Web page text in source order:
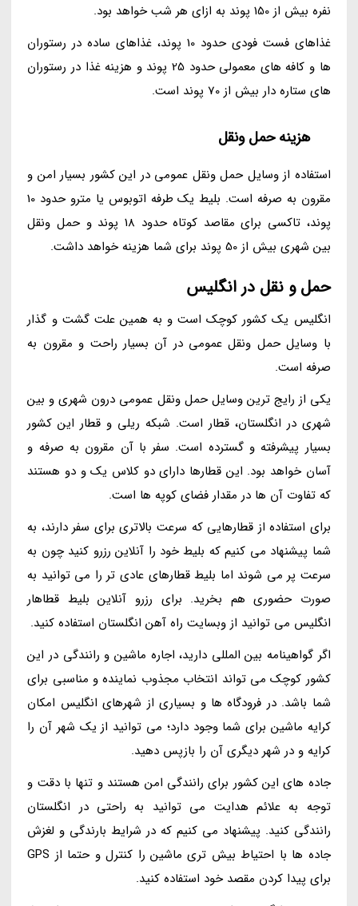
نفره بیش از 150 پوند به ازای هر شب خواهد بود.
غذاهای فست فودی حدود 10 پوند، غذاهای ساده در رستوران
ها و کافه های معمولی حدود 25 پوند و هزینه غذا در رستوران
های ستاره دار بیش از 70 پوند است.
هزینه حمل ونقل
استفاده از وسایل حمل ونقل عمومی در این کشور بسیار امن و
مقرون به صرفه است. بلیط یک طرفه اتوبوس یا مترو حدود 10
پوند، تاکسی برای مقاصد کوتاه حدود 18 پوند و حمل ونقل
بین شهری بیش از 50 پوند برای شما هزینه خواهد داشت.
حمل و نقل در انگلیس
انگلیس یک کشور کوچک است و به همین علت گشت و گذار
با وسایل حمل ونقل عمومی در آن بسیار راحت و مقرون به
صرفه است.
یکی از رایج ترین وسایل حمل ونقل عمومی درون شهری و بین
شهری در انگلستان، قطار است. شبکه ریلی و قطار این کشور
بسیار پیشرفته و گسترده است. سفر با آن مقرون به صرفه و
آسان خواهد بود. این قطارها دارای دو کلاس یک و دو هستند
که تفاوت آن ها در مقدار فضای کوپه ها است.
برای استفاده از قطارهایی که سرعت بالاتری برای سفر دارند، به
شما پیشنهاد می کنیم که بلیط خود را آنلاین رزرو کنید چون به
سرعت پر می شوند اما بلیط قطارهای عادی تر را می توانید به
صورت حضوری هم بخرید. برای رزرو آنلاین بلیط قطاهار
انگلیس می توانید از وبسایت راه آهن انگلستان استفاده کنید.
اگر گواهینامه بین المللی دارید، اجاره ماشین و رانندگی در این
کشور کوچک می تواند انتخاب مجذوب نماینده و مناسبی برای
شما باشد. در فرودگاه ها و بسیاری از شهرهای انگلیس امکان
کرایه ماشین برای شما وجود دارد؛ می توانید از یک شهر آن را
کرایه و در شهر دیگری آن را بازپس دهید.
جاده های این کشور برای رانندگی امن هستند و تنها با دقت و
توجه به علائم هدایت می توانید به راحتی در انگلستان
رانندگی کنید. پیشنهاد می کنیم که در شرایط بارندگی و لغزش
جاده ها با احتیاط بیش تری ماشین را کنترل و حتما از GPS
برای پیدا کردن مقصد خود استفاده کنید.